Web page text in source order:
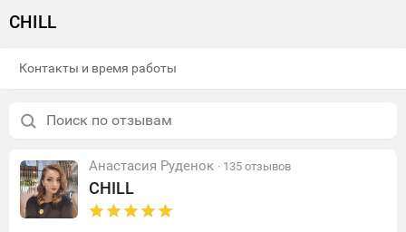
CHILL
Контакты и время работы
Анастасия Руденок · 135 отзывов
CHILL